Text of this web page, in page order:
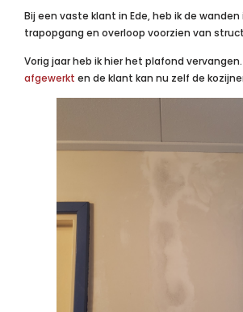
Bij een vaste klant in Ede, heb ik de
trapopgang en overloop voorzien van
Vorig jaar heb ik hier het plafond
afgewerkt en de klant kan nu zelf de